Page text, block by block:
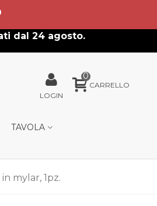
dal 24 agosto.
LOGIN
0
CARRELLO
TAVOLA
mylar, 1pz.